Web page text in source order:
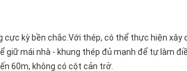
kỳ bền chắc.Với thép, có thể thực hiện xây
giữ mái nhà - khung thép đủ mạnh để tự làm
60m, không có cột cản trở.